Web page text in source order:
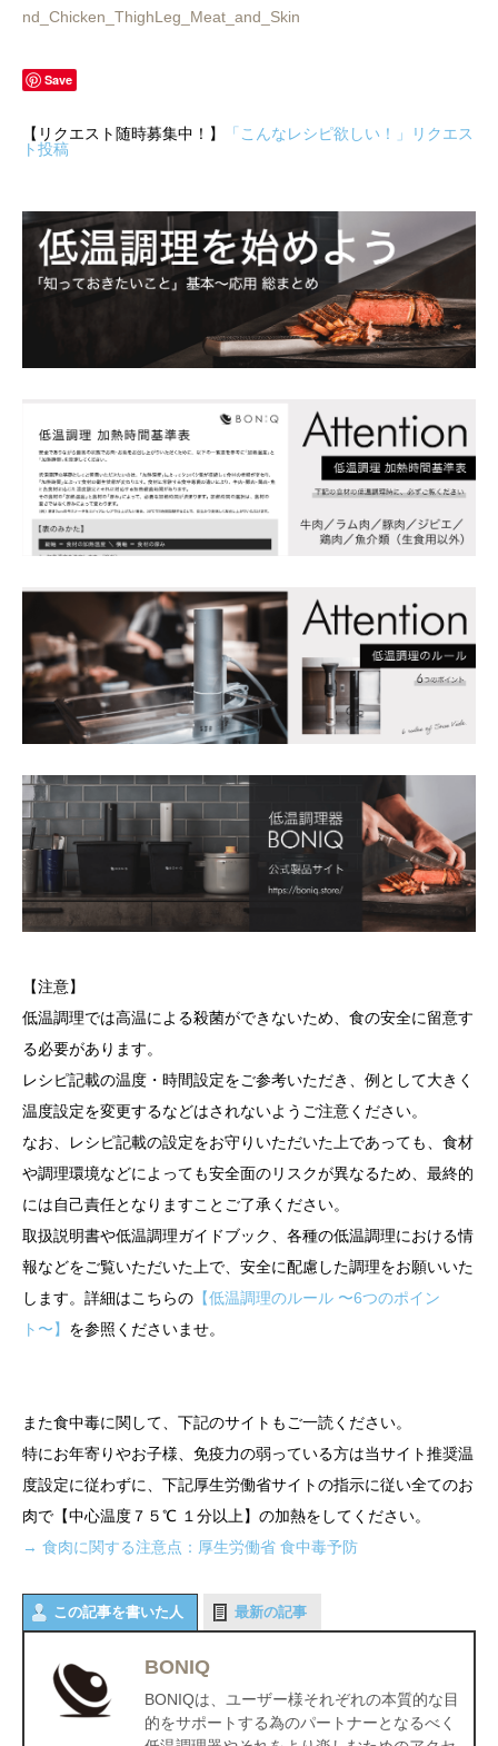
nd_Chicken_ThighLeg_Meat_and_Skin
Save
【リクエスト随時募集中！】
「こんなレシピ欲しい！」リクエス
ト投稿
【注意】
低温調理では高温による殺菌ができないため、食の安全に留意す
る必要があります。
レシピ記載の温度・時間設定をご参考いただき、例として大きく
温度設定を変更するなどはされないようご注意ください。
なお、レシピ記載の設定をお守りいただいた上であっても、食材
や調理環境などによっても安全面のリスクが異なるため、最終的
には自己責任となりますことご了承ください。
取扱説明書や低温調理ガイドブック、各種の低温調理における情
報などをご覧いただいた上で、安全に配慮した調理をお願いいた
します。詳細はこちらの 【低温調理のルール 〜6つのポイン
ト〜】 を参照くださいませ。
また食中毒に関して、下記のサイトもご一読ください。
特にお年寄りやお子様、免疫力の弱っている方は当サイト推奨温
度設定に従わずに、下記厚生労働省サイトの指示に従い全てのお
肉で【中心温度７５℃ １分以上】の加熱をしてください。
→ 食肉に関する注意点：厚生労働省 食中毒予防
この記事を書いた人 最新の記事
BONIQ
BONIQは、ユーザー様それぞれの本質的な目
的をサポートする為のパートナーとなるべく